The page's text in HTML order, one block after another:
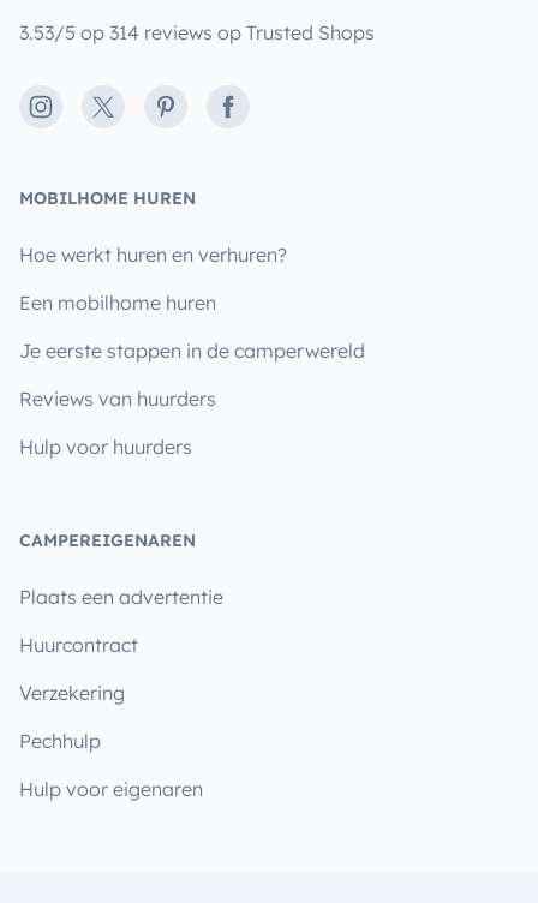
3.53/5 op 314 reviews op Trusted Shops
Instagram
X PinterestFacebook
MOBILHOME HUREN
Hoe werkt huren en verhuren?
Een mobilhome huren
Je eerste stappen in de camperwereld
Reviews van huurders
Hulp voor huurders
CAMPEREIGENAREN
Plaats een advertentie
Huurcontract
Verzekering
Pechhulp
Hulp voor eigenaren